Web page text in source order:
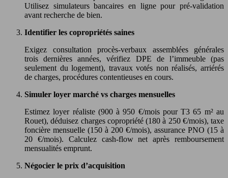
Utilisez simulateurs bancaires en ligne pour pré-validation
avant recherche de bien.
Identifier les copropriétés saines
Exigez consultation procès-verbaux assemblées générales
trois dernières années, vérifiez DPE de l’immeuble (pas
seulement du logement), travaux votés non réalisés, arriérés
de charges, procédures contentieuses en cours.
Simuler loyer marché vs charges mensuelles
Estimez loyer réaliste (900 à 950 €/mois pour T3 65 m² au
Rouet), déduisez charges copropriété (180 à 250 €/mois), taxe
foncière mensuelle (150 à 200 €/mois), assurance PNO (15 à
20 €/mois). Calculez cash-flow net après remboursement
mensualités emprunt.
Négocier le prix d’acquisition